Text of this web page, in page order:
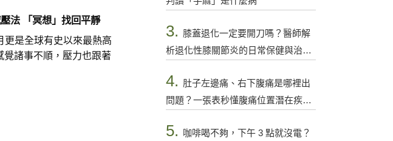
法 「冥想」找回平靜
更是全球有史以來最熱高
諸事不順，壓力也跟著
3. 膝蓋退化一定要開刀嗎？醫師解
析退化性膝關節炎的日常保健與治療
4. 肚子左邊痛、右下腹痛是哪裡出
問題？一張表秒懂腹痛位置潛在疾病
5.
咖啡喝不夠，下午 3 點就沒電？